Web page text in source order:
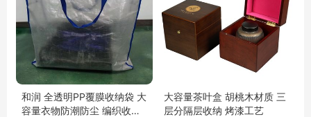
和润 全透明PP覆膜收纳袋 大
容量衣物防潮防尘 编织收纳
大容量茶叶盒 胡桃木材质 三
层分隔层收纳 烤漆工艺